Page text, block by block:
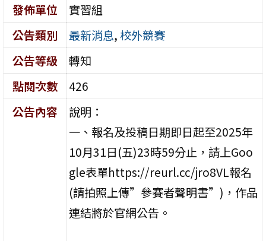
發佈單位
實習組
公告類別
最新消息,校外競賽
公告等級
轉知
點閱次數
426
公告內容
說明：
一、報名及投稿日期即日起至2025年
10月31日(五)23時59分止，請上Goo
gle表單https://reurl.cc/jro8VL報名
(請拍照上傳”參賽者聲明書”)，作品
連結將於官網公告。